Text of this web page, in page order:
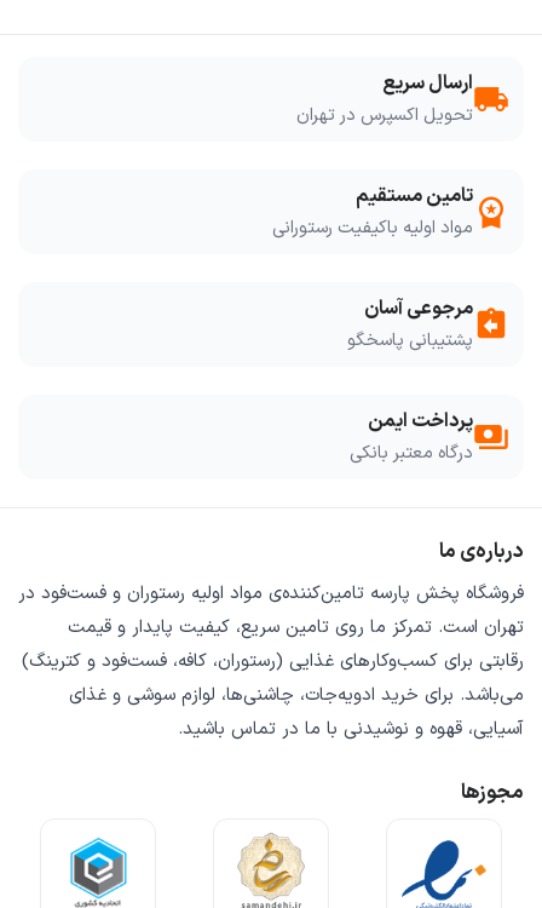
local_shippingارسال سریع
تحویل اکسپرس در تهران
workspace_premium تامین مستقیم
مواد اولیه باکیفیت رستورانی
assignment_returnمرجوعی آسان
پشتیبانی پاسخگو
paymentsپرداخت ایمن
درگاه معتبر بانکی
درباره‌ی ما
فروشگاه پخش پارسه تامین‌کننده‌ی مواد اولیه رستوران و فست‌فود در
تهران است. تمرکز ما روی تامین سریع، کیفیت پایدار و قیمت
رقابتی برای کسب‌وکارهای غذایی (رستوران، کافه، فست‌فود و کترینگ)
می‌باشد. برای خرید ادویه‌جات، چاشنی‌ها، لوازم سوشی و غذای
آسیایی، قهوه و نوشیدنی با ما در تماس باشید.
مجوزها